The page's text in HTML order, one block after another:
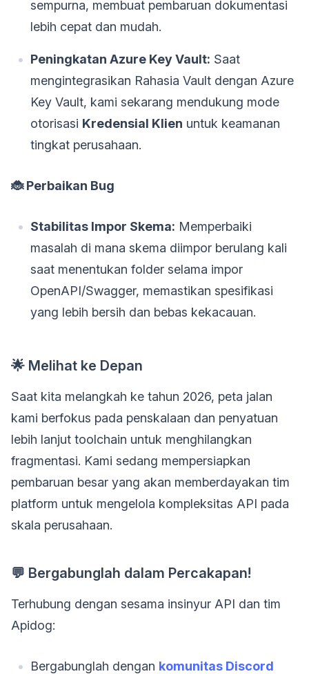
sempurna, membuat pembaruan dokumentasi
lebih cepat dan mudah.
Peningkatan Azure Key Vault: Saat
mengintegrasikan Rahasia Vault dengan Azure
Key Vault, kami sekarang mendukung mode
otorisasi Kredensial Klien untuk keamanan
tingkat perusahaan.
🐞 Perbaikan Bug
Stabilitas Impor Skema: Memperbaiki
masalah di mana skema diimpor berulang kali
saat menentukan folder selama impor
OpenAPI/Swagger, memastikan spesifikasi
yang lebih bersih dan bebas kekacauan.
🌟 Melihat ke Depan
Saat kita melangkah ke tahun 2026, peta jalan
kami berfokus pada penskalaan dan penyatuan
lebih lanjut toolchain untuk menghilangkan
fragmentasi. Kami sedang mempersiapkan
pembaruan besar yang akan memberdayakan tim
platform untuk mengelola kompleksitas API pada
skala perusahaan.
💬 Bergabunglah dalam Percakapan!
Terhubung dengan sesama insinyur API dan tim
Apidog:
Bergabunglah dengan komunitas Discord